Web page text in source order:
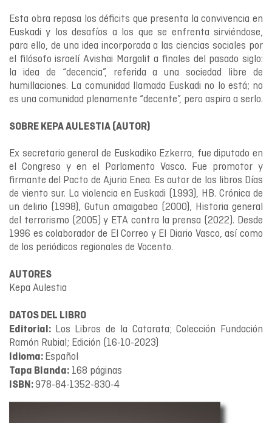
Esta obra repasa los déficits que presenta la convivencia en
Euskadi y los desafíos a los que se enfrenta sirviéndose,
para ello, de una idea incorporada a las ciencias sociales por
el filósofo israelí Avishai Margalit a finales del pasado siglo:
la idea de “decencia”, referida a una sociedad libre de
humillaciones. La comunidad llamada Euskadi no lo está; no
es una comunidad plenamente “decente”, pero aspira a serlo.
SOBRE KEPA AULESTIA (AUTOR)
Ex secretario general de Euskadiko Ezkerra, fue diputado en
el Congreso y en el Parlamento Vasco. Fue promotor y
firmante del Pacto de Ajuria Enea. Es autor de los libros Días
de viento sur. La violencia en Euskadi (1993), HB. Crónica de
un delirio (1998), Gutun amaigabea (2000), Historia general
del terrorismo (2005) y ETA contra la prensa (2022). Desde
1996 es colaborador de El Correo y El Diario Vasco, así como
de los periódicos regionales de Vocento.
AUTORES
Kepa Aulestia
DATOS DEL LIBRO
Editorial: Los Libros de la Catarata; Colección Fundación
Ramón Rubial; Edición (16-10-2023)
Idioma: Español
Tapa Blanda: 168 páginas
ISBN:978-84-1352-830-4